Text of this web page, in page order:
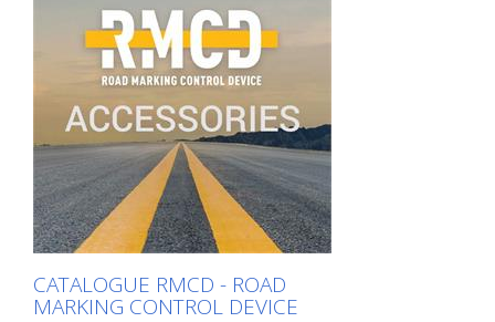
correspondante. Si vous avez besoin
d'informations supplémentaires, cliquez
sur l'image du produit. Vous serez alors
redirigé vers notre site web. Vous pouvez
également nous envoyer une demande
sans engagement. Vous pouvez
également commander cette information
produit sous forme d'ouvrage imprimé.
Nous vous facturerons toutefois les frais
de production, de manutention et
d'expédition.
CATALOGUE RMCD - ROAD
MARKING CONTROL DEVICE